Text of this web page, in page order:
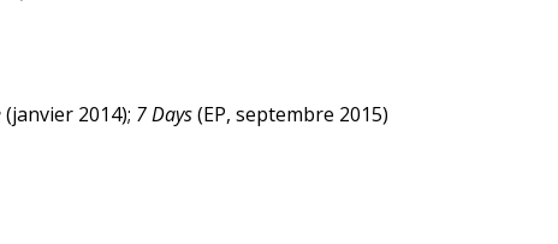
(janvier 2014); 7 Days(EP, septembre 2015)